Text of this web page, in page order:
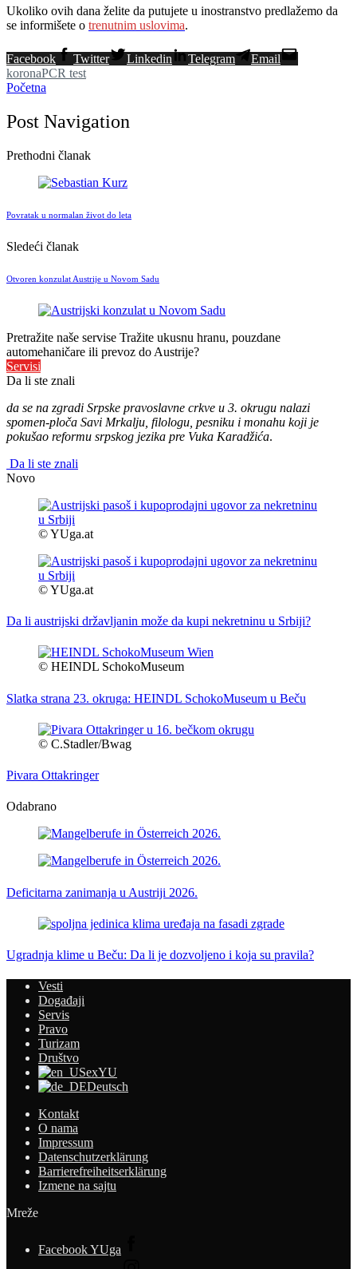
Ukoliko ovih dana želite da putujete u inostranstvo predlažemo da
se informišete o trenutnim uslovima.
Facebook Twitter Linkedin Telegram
Email
koronaPCR test
Početna
Post Navigation
Prethodni članak
Povratak u normalan život do leta
Sledeći članak
Otvoren konzulat Austrije u Novom Sadu
Pretražite naše servise Tražite ukusnu hranu, pouzdane
automehaničare ili prevoz do Austrije?
Servisi
Da li ste znali
da se na zgradi Srpske pravoslavne crkve u 3. okrugu nalazi
spomen-ploča Savi Mrkalju, filologu, pesniku i monahu koji je
pokušao reformu srpskog jezika pre Vuka Karadžića.
Da li ste znali
Novo
© YUga.at
© YUga.at
Da li austrijski državljanin može da kupi nekretninu u Srbiji?
© HEINDL SchokoMuseum
Slatka strana 23. okruga: HEINDL SchokoMuseum u Beču
© C.Stadler/Bwag
Pivara Ottakringer
Odabrano
Deficitarna zanimanja u Austriji 2026.
Ugradnja klime u Beču: Da li je dozvoljeno i koja su pravila?
Vesti
Događaji
Servis
Pravo
Turizam
Društvo
exYU
Deutsch
Kontakt
O nama
Impressum
Datenschutzerklärung
Barrierefreiheitserklärung
Izmene na sajtu
Mreže
Facebook YUga